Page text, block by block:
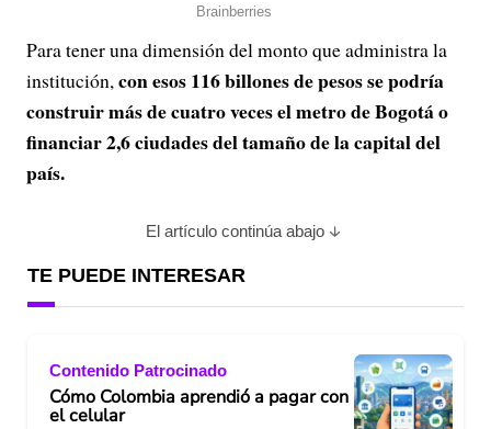
Para tener una dimensión del monto que administra la
institución,con esos 116 billones de pesos se podría
construir más de cuatro veces el metro de Bogotá o
financiar 2,6 ciudades del tamaño de la capital del
país.
El artículo continúa abajo
TE PUEDE INTERESAR
Contenido Patrocinado
Cómo Colombia aprendió a pagar con
el celular